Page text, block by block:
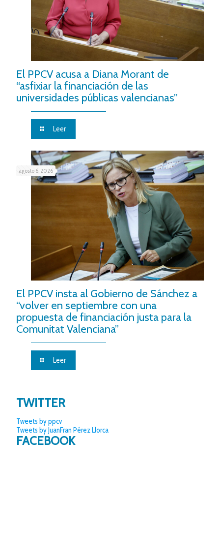
El PPCV acusa a Diana Morant de
“asfixiar la financiación de las
universidades públicas valencianas”
Leer
agosto 6, 2026
El PPCV insta al Gobierno de Sánchez a
“volver en septiembre con una
propuesta de financiación justa para la
Comunitat Valenciana”
Leer
TWITTER
Tweets by ppcv
Tweets by JuanFran Pérez Llorca
FACEBOOK